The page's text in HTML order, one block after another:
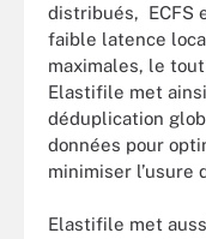
distribués, ECFS
faible latence
maximales, le
Elastifile met
déduplication
données pour
minimiser l’usure
Elastifile met